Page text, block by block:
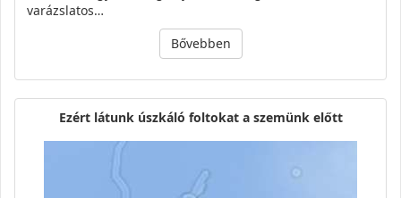
varázslatos…
Bővebben
Ezért látunk úszkáló foltokat a szemünk előtt